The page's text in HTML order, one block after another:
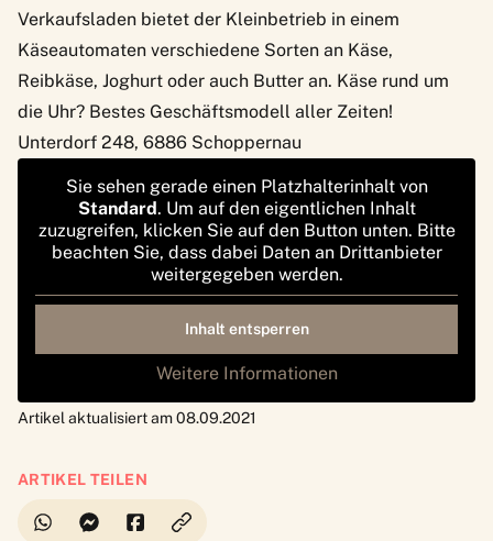
Verkaufsladen bietet der Kleinbetrieb in einem
Käseautomaten verschiedene Sorten an Käse,
Reibkäse, Joghurt oder auch Butter an. Käse rund um
die Uhr? Bestes Geschäftsmodell aller Zeiten!
Unterdorf 248, 6886 Schoppernau
Sie sehen gerade einen Platzhalterinhalt von
Standard. Um auf den eigentlichen Inhalt
zuzugreifen, klicken Sie auf den Button unten. Bitte
beachten Sie, dass dabei Daten an Drittanbieter
weitergegeben werden.
Inhalt entsperren
Weitere Informationen
Artikel aktualisiert am 08.09.2021
ARTIKEL TEILEN